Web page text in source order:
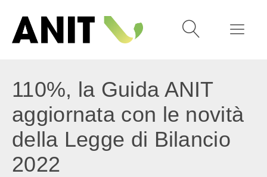
110%, la Guida ANIT
aggiornata con le novità
della Legge di Bilancio
2022